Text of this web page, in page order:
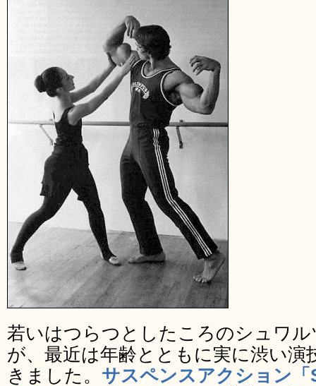
若いはつらつとしたころのシュワ
が、最近は年齢とともに実に渋い演
きました。 サスペンスアクション